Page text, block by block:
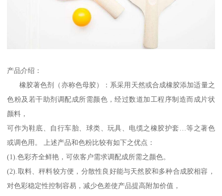
产品介绍：
橡胶著色剂（亦称色母胶）：系采用天然或合成橡胶添加适量之
色粉及若干助剂调配成所需颜色，经过数道加工程序制造而成片状
颜料，
可作为鞋底、自行车胎、球类、玩具、电缆之橡胶护套…等之著色
或调色用。 上述产品和色粉比较有如下之优点：
(1).色彩齐全鲜艳，可依客户需求调配成所需之颜色。
(2).取料、秤料较方便，分散性良好能与天然胶和多种合成胶相容，
对色彩稳定性控制容易，减少色差使产品提高附加价值，